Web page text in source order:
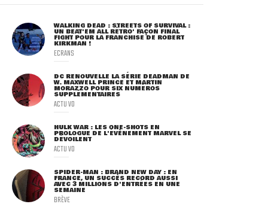
WALKING DEAD : STREETS OF SURVIVAL :
UN BEAT'EM ALL RÉTRO' FAÇON FINAL
FIGHT POUR LA FRANCHISE DE ROBERT
KIRKMAN !
ECRANS
DC RENOUVELLE LA SÉRIE DEADMAN DE
W. MAXWELL PRINCE ET MARTIN
MORAZZO POUR SIX NUMÉROS
SUPPLÉMENTAIRES
ACTU VO
HULK WAR : LES ONE-SHOTS EN
PROLOGUE DE L'ÉVÈNEMENT MARVEL SE
DÉVOILENT
ACTU VO
SPIDER-MAN : BRAND NEW DAY : EN
FRANCE, UN SUCCÈS RECORD AUSSI
AVEC 3 MILLIONS D'ENTRÉES EN UNE
SEMAINE
BRÈVE